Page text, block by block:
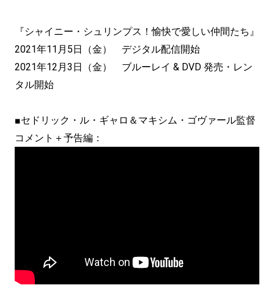
『シャイニー・シュリンプス！愉快で愛しい仲間たち』
2021年11月5日（金） デジタル配信開始
2021年12月3日（金） ブルーレイ & DVD 発売・レン
タル開始
■セドリック・ル・ギャロ＆マキシム・ゴヴァール監督
コメント＋予告編：